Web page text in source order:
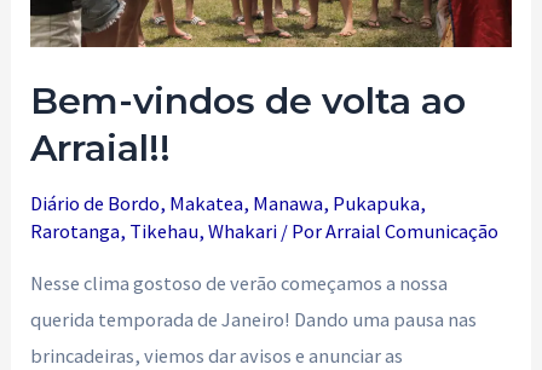
Bem-vindos de volta ao
Arraial!!
Diário de Bordo, Makatea, Manawa, Pukapuka,
Rarotanga, Tikehau,Whakari / PorArraial Comunicação
Nesse clima gostoso de verão começamos a nossa
querida temporada de Janeiro! Dando uma pausa nas
brincadeiras, viemos dar avisos e anunciar as